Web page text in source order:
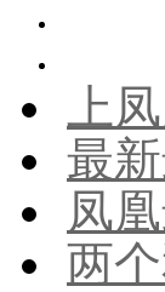
上
最
凤
两